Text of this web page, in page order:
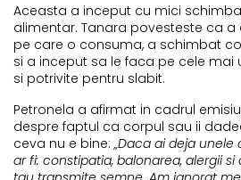
Aceasta a inceput cu mici
alimentar. Tanara povesteste ca
pe care o consuma, a schimbat
si a inceput sa le faca pe cele mai
si potrivite pentru slabit.
Petronela a afirmat in cadrul
despre faptul ca corpul sau ii
ceva nu e bine: „Daca ai deja
ar fi: constipatia, balonarea, alergii